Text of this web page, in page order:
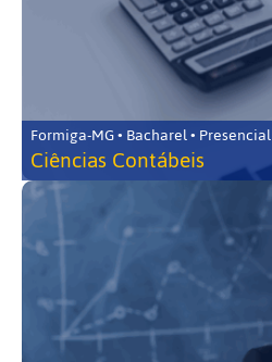
Formiga-MG • Bacharel • Presencial
Ciências Contábeis